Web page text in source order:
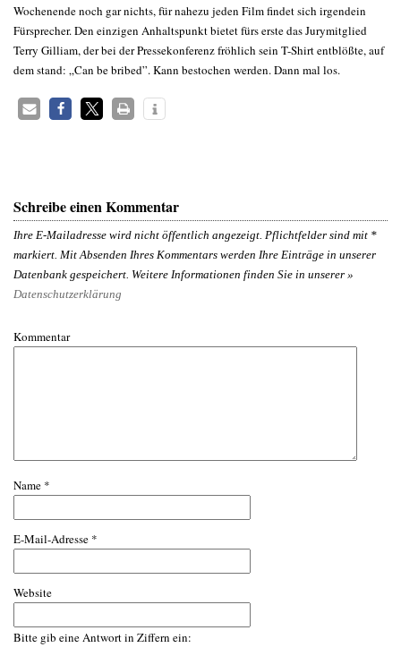
Wochenende noch gar nichts, für nahezu jeden Film findet sich irgendein
Fürsprecher. Den einzigen Anhaltspunkt bietet fürs erste das Jurymitglied
Terry Gilliam, der bei der Pressekonferenz fröhlich sein T-Shirt entblößte, auf
dem stand: „Can be bribed”. Kann bestochen werden. Dann mal los.
Schreibe einen Kommentar
Ihre E-Mailadresse wird nicht öffentlich angezeigt. Pflichtfelder sind mit *
markiert. Mit Absenden Ihres Kommentars werden Ihre Einträge in unserer
Datenbank gespeichert. Weitere Informationen finden Sie in unserer »
Datenschutzerklärung
Kommentar
Name *
E-Mail-Adresse *
Website
Bitte gib eine Antwort in Ziffern ein: